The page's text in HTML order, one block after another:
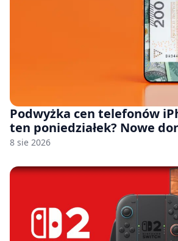
Podwyżka cen telefonów
ten poniedziałek? Nowe
8 sie 2026